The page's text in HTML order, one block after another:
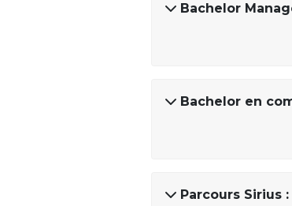
Bachelor
Bachelor en
Parcours Sirius